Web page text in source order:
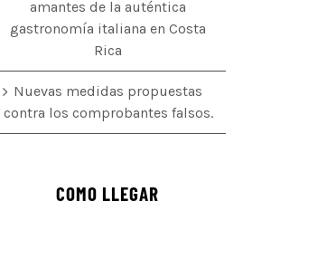
amantes de la auténtica
gastronomía italiana en Costa
Rica
Nuevas medidas propuestas
contra los comprobantes falsos.
COMO LLEGAR